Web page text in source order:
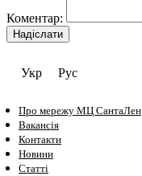
Коментар:
Укр Рус
Про мережу МЦ СантаЛен
Вакансія
Контакти
Новини
Статті